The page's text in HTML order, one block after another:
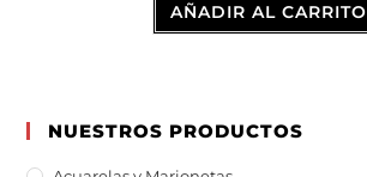
AÑADIR AL CARRITO
NUESTROS PRODUCTOS